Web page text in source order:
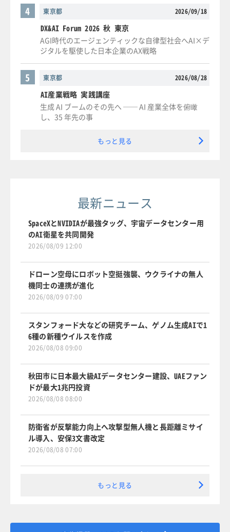
東京都 2026/09/18
4
DX&AI Forum 2026 秋 東京
AGI時代のエージェンティックな自律型社会へAI×デ
ジタルを駆使した日本企業のAX戦略
東京都 2026/08/28
5
AI産業戦略 実践講座
生成 AI ブームのその先へ ── AI 産業全体を俯瞰
し、35 年先の事
もっと見る
最新ニュース
SpaceXとNVIDIAが最強タッグ、宇宙データセンター用
のAI衛星を共同開発
2026/08/09 12:00
ドローン空母にロボット空挺強襲、ウクライナの無人
機同士の連携が進化
2026/08/09 07:00
スタンフォード大などの研究チーム、ゲノム生成AIで1
6種の新種ウイルスを作成
2026/08/08 09:00
秋田市に日本最大級AIデータセンター建設、UAEファン
ドが最大1兆円投資
2026/08/08 08:00
防衛省が反撃能力向上へ攻撃型無人機と長距離ミサイ
ル導入、安保3文書改定
2026/08/08 07:00
もっと見る